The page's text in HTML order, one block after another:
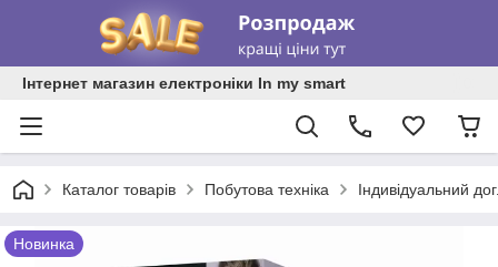
Інтернет магазин електроніки In my smart
Каталог товарів Побутова техніка Індивідуальний
Новинка